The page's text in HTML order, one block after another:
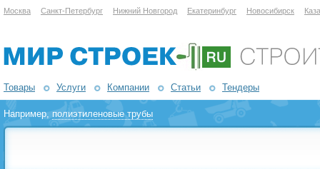
Москва Санкт-Петербург Нижний Новгород Екатеринбург Новосибирск
Товары Услуги Компании Статьи Тендеры
Например,полиэтиленовые трубы